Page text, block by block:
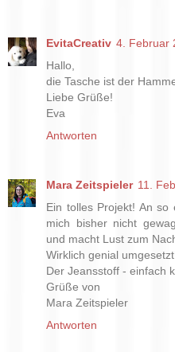
EvitaCreativ 4. Februar
Hallo,
die Tasche ist der
Liebe Grüße!
Eva
Antworten
Mara Zeitspieler 11.
Ein tolles Projekt! An so
mich bisher nicht
und macht Lust zum
Wirklich genial
Der Jeansstoff - einfach
Grüße von
Mara Zeitspieler
Antworten